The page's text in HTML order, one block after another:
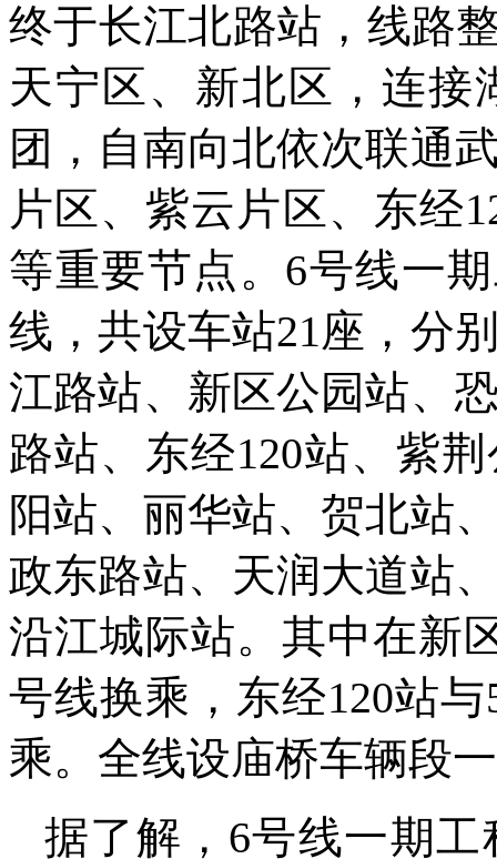
终于长江北路站，线路
天宁区、新北区，连接
团，自南向北依次联通
片区、紫云片区、东经
等重要节点。6号线一
线，共设车站21座，分
江路站、新区公园站、
路站、东经120站、紫
阳站、丽华站、贺北站
政东路站、天润大道站
沿江城际站。其中在新
号线换乘，东经120站
乘。全线设庙桥车辆段
据了解，6号线一期